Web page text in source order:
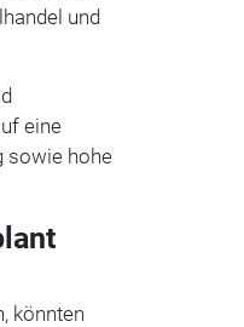
und
eine
sowie hohe
könnten